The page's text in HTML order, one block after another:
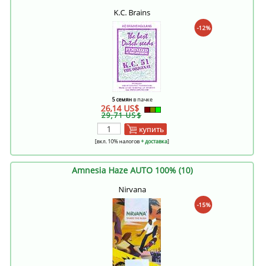
K.C. Brains
-12%
5 семянв пачке
26,14 US$
29,71 US$
купить
[вкл. 10% налогов+ доставка]
Amnesia Haze AUTO 100% (10)
Nirvana
-15%